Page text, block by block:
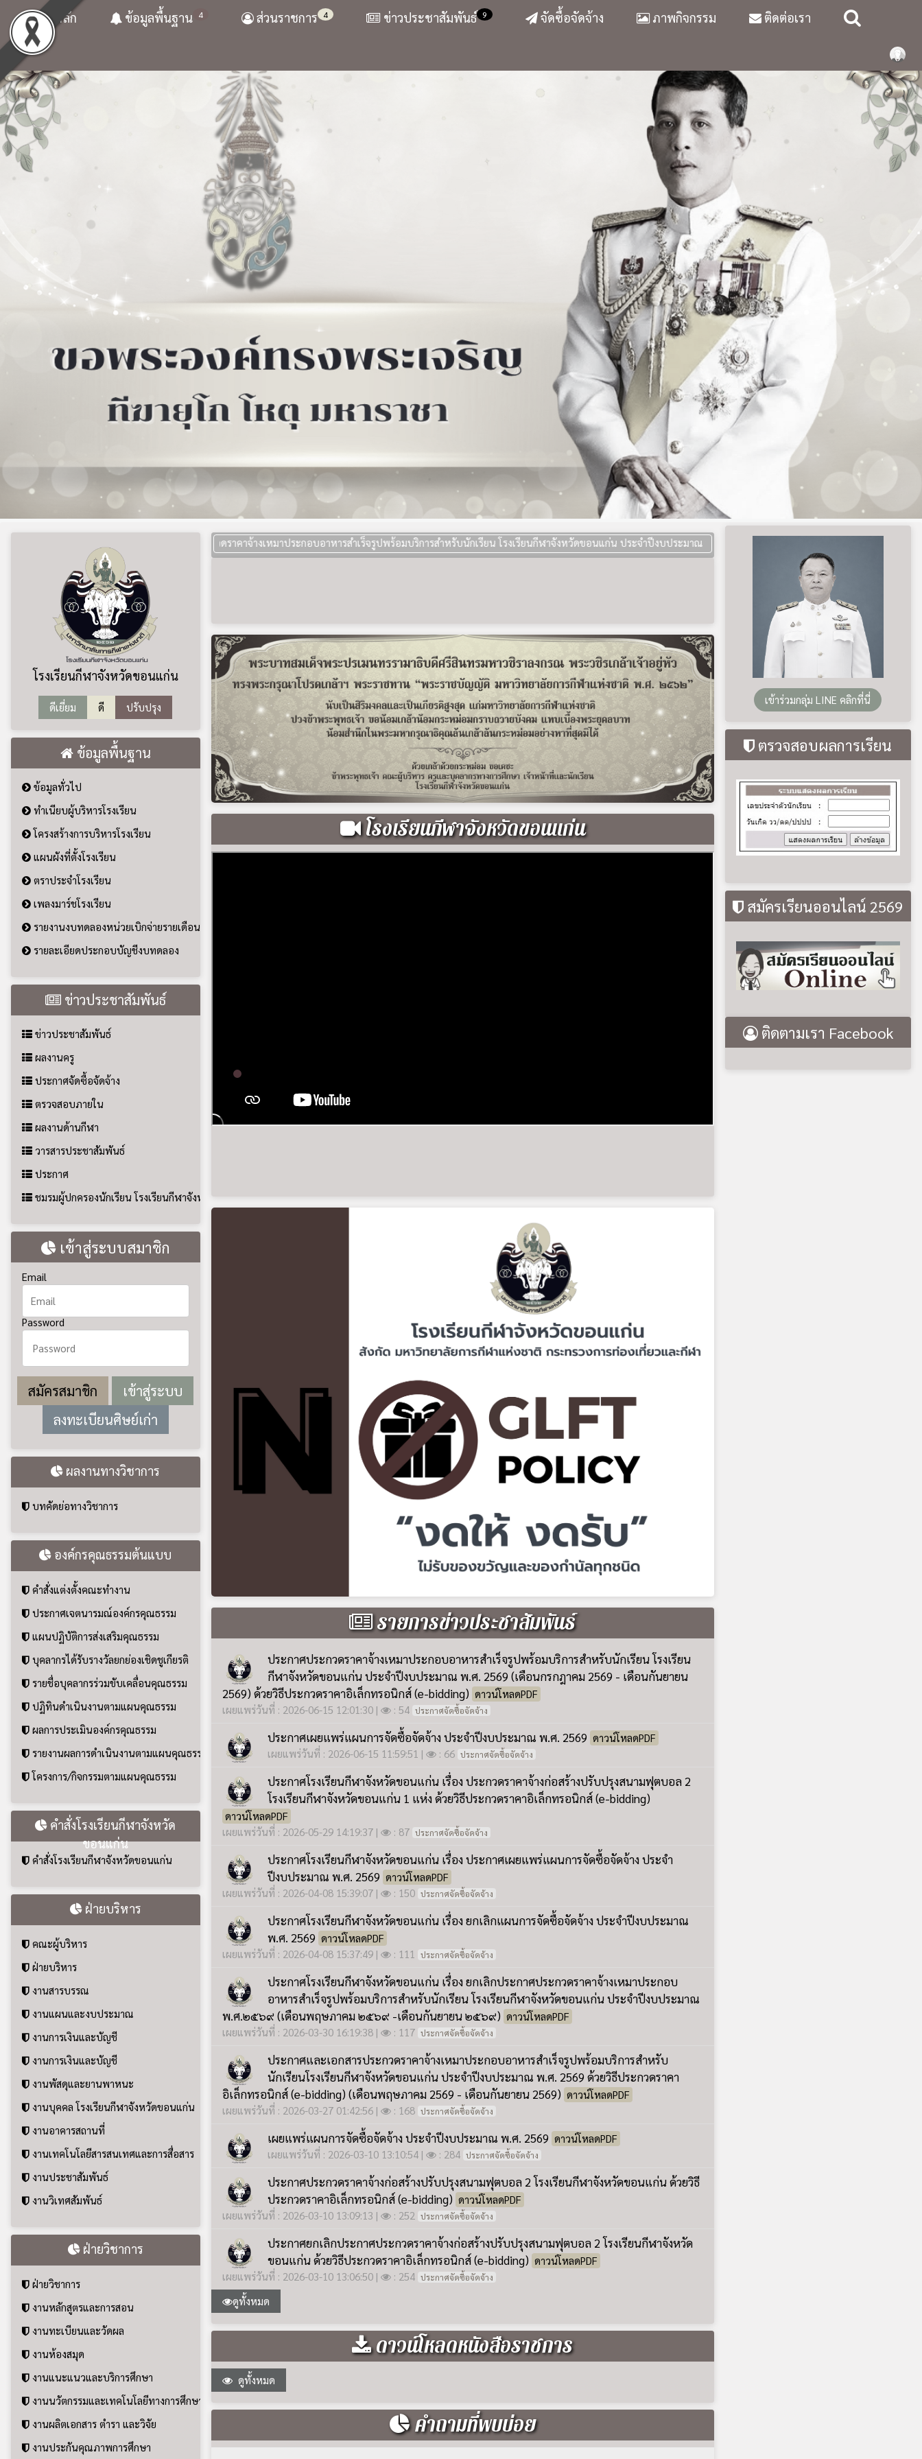
หน้าหลัก 4
ข้อมูลพื้นฐาน 4
ส่วนราชการ 9
ข่าวประชาสัมพันธ์ จัดซื้อจัดจ้าง ภาพกิจกรรม ติดต่อเรา
โรงเรียนกีฬาจังหวัดขอนแก่น
ดีเยี่ยม ดี ปรับปรุง
ข้อมูลพื้นฐาน
ข้อมูลทั่วไป
ทำเนียบผู้บริหารโรงเรียน
โครงสร้างการบริหารโรงเรียน
แผนผังที่ตั้งโรงเรียน
ตราประจำโรงเรียน
รายงานงบทดลองหน่วยเบิกจ่ายรายเดือน
ข่าวประชาสัมพันธ์
ข่าวประชาสัมพันธ์
ผลงานครู
ประกาศจัดซื้อจัดจ้าง
ตรวจสอบภายใน
ผลงานด้านกีฬา
ประกาศ
เข้าสู่ระบบสมาชิก
Email
Password
ลงทะเบียนศิษย์เก่า
บทคัดย่อทางวิชาการ
องค์กรคุณธรรมต้นแบบ
คำสั่งแต่งตั้งคณะทำงาน
ประกาศเจตนารมณ์องค์กรคุณธรรม
แผนปฏิบัติการส่งเสริมคุณธรรม
รายชื่อบุคลากรร่วมขับเคลื่อนคุณธรรม
ผลการประเมินองค์กรคุณธรรม
คำสั่งโรงเรียนกีฬาจังหวัด
ขอนแก่น
คำสั่งโรงเรียนกีฬาจังหวัดขอนแก่น
ฝ่ายบริหาร
งานสารบรรณ
งานแผนและงบประมาณ
งานการเงินและบัญชี
งานพัสดุและยานพาหนะ
งานอาคารสถานที่
ฝ่ายวิชาการ
ฝ่ายวิชาการ
งานหลักสูตรและการสอน
งานทะเบียนและวัดผล
งานห้องสมุด
งานแนะแนวและบริการศึกษา
งานผลิตเอกสาร ตำรา และวิจัย
ฝ่ายพัฒนากีฬา
งานส่งเสริมและพัฒนากีฬา
งานบริหารจัดการสนามกีฬาและครุภัณฑ์ทางการกีฬา
งานทะเบียนและสถิตินักกีฬา
งานวิทยาศาสตร์การกีฬา
ประกาศประกวดราคาจ้างเหมาประกอบอาหารสำเร็จรูปพร้อมบริการสำหรับนักเรียน โรงเรียนกีฬาจังหวัดขอนแก่น ประจำปีงบประมาณ พ.ศ. 2569 (เดือนกรกฎาคม 2569 - เดือนกันยายน 2569) ด้วยวิ
โรงเรียนกีฬาจังหวัดขอนแก่น
รายการข่าวประชาสัมพันธ์
ประกาศประกวดราคาจ้างเหมาประกอบอาหารสำเร็จรูปพร้อมบริการสำหรับนักเรียน โรงเรียน
กีฬาจังหวัดขอนแก่น ประจำปีงบประมาณ พ.ศ. 2569 (เดือนกรกฎาคม 2569 - เดือนกันยายน
2569) ด้วยวิธีประกวดราคาอิเล็กทรอนิกส์ (e-bidding)
ดาวน์โหลดPDF
ประกาศจัดซื้อจัดจ้าง
ประกาศเผยแพร่แผนการจัดซื้อจัดจ้าง ประจำปีงบประมาณ พ.ศ. 2569 ดาวน์โหลดPDF
| : 66
ประกาศโรงเรียนกีฬาจังหวัดขอนแก่น เรื่อง ประกวดราคาจ้างก่อสร้างปรับปรุงสนามฟุตบอล 2
โรงเรียนกีฬาจังหวัดขอนแก่น 1 แห่ง ด้วยวิธีประกวดราคาอิเล็กทรอนิกส์ (e-bidding)
ดาวน์โหลดPDF
เผยแพร่วันที่ : 2026-05-29 14:19:37| : 87 ประกาศจัดซื้อจัดจ้าง
ประกาศโรงเรียนกีฬาจังหวัดขอนแก่น เรื่อง ประกาศเผยแพร่แผนการจัดซื้อจัดจ้าง ประจำ
ปีงบประมาณ พ.ศ. 2569 ดาวน์โหลดPDF
เผยแพร่วันที่ : 2026-04-08 15:39:07| : 150 ประกาศจัดซื้อจัดจ้าง
ประกาศโรงเรียนกีฬาจังหวัดขอนแก่น เรื่อง ยกเลิกแผนการจัดซื้อจัดจ้าง ประจำปีงบประมาณ
พ.ศ. 2569
ดาวน์โหลดPDF
เผยแพร่วันที่ : 2026-04-08 15:37:49| : 111 ประกาศจัดซื้อจัดจ้าง
ประกาศโรงเรียนกีฬาจังหวัดขอนแก่น เรื่อง ยกเลิกประกาศประกวดราคาจ้างเหมาประกอบ
อาหารสำเร็จรูปพร้อมบริการสำหรับนักเรียน โรงเรียนกีฬาจังหวัดขอนแก่น ประจำปีงบประมาณ
พ.ศ.๒๕๖๙ (เดือนพฤษภาคม ๒๕๖๙ -เดือนกันยายน ๒๕๖๙)
เผยแพร่วันที่ : 2026-03-30 16:19:38| : 117 ประกาศจัดซื้อจัดจ้าง
ประกาศและเอกสารประกวดราคาจ้างเหมาประกอบอาหารสำเร็จรูปพร้อมบริการสำหรับ
นักเรียนโรงเรียนกีฬาจังหวัดขอนแก่น ประจำปีงบประมาณ พ.ศ. 2569 ด้วยวิธีประกวดราคา
อิเล็กทรอนิกส์ (e-bidding) (เดือนพฤษภาคม 2569 - เดือนกันยายน 2569) ดาวน์โหลดPDF
เผยแพร่วันที่ : 2026-03-27 01:42:56|
เผยแพร่แผนการจัดซื้อจัดจ้าง ประจำปีงบประมาณ พ.ศ. 2569
เผยแพร่วันที่ : 2026-03-10 13:10:54| : 284 ประกาศจัดซื้อจัดจ้าง
ประกาศประกวดราคาจ้างก่อสร้างปรับปรุงสนามฟุตบอล 2 โรงเรียนกีฬาจังหวัดขอนแก่น ด้วยวิธี
ประกวดราคาอิเล็กทรอนิกส์ (e-bidding) ดาวน์โหลดPDF
เผยแพร่วันที่ : 2026-03-10 13:09:13| : 252 ประกาศจัดซื้อจัดจ้าง
ประกาศยกเลิกประกาศประกวดราคาจ้างก่อสร้างปรับปรุงสนามฟุตบอล 2 โรงเรียนกีฬาจังหวัด
ขอนแก่น ด้วยวิธีประกวดราคาอิเล็กทรอนิกส์ (e-bidding)
ดาวน์โหลดPDF
เผยแพร่วันที่ : 2026-03-10 13:06:50| : 254 ประกาศจัดซื้อจัดจ้าง
ดาวน์โหลดหนังสือราชการ
ดูทั้งหมด
คำถามที่พบบ่อย
คำถาม: โรงเรียนกีฬาจังหวัดขอนแก่น เปิดรับสมัครนักเรียนใหม่ ตอนไหน และรับสมัคร
นักเรียนในชนิดกีฬาใดบ้าง...!!!
คำถาม: โรงเรียนกีฬาจังหวัดขอนแก่น จัดการเรียนการสอนแบบไหน เสียค่าเทอมเท่า
ไหร่....!!!
: โรงเรียนกีฬาจังหวัดขอนแก่น รับนักเรียนย้ายเข้าเรียนระหว่างภาคเรียน หรือ
ไม่...!!!
เข้าร่วมกลุ่ม LINE คลิกที่นี่
ตรวจสอบผลการเรียน
สมัครเรียนออนไลน์ 2569
ติดตามเรา Facebook